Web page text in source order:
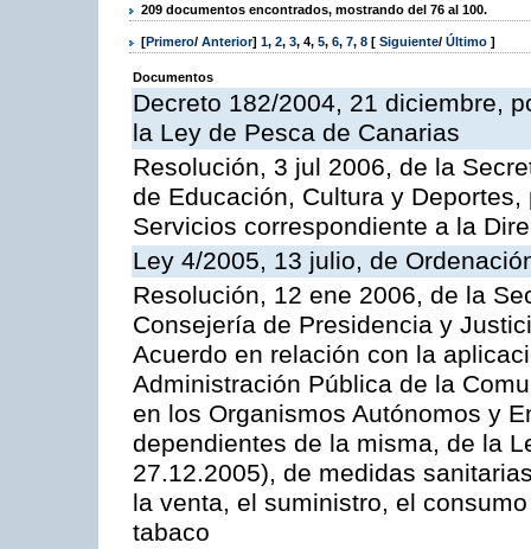
209 documentos encontrados, mostrando del 76 al 100.
[Primero/ Anterior] 1, 2, 3, 4, 5, 6, 7, 8 [ Siguiente/ Último ]
Documentos
Decreto 182/2004, 21 diciembre,
la Ley de Pesca de Canarias
Resolución, 3 jul 2006, de la
de Educación, Cultura y
Servicios correspondiente a la
Ley 4/2005, 13 julio, de
Resolución, 12 ene 2006, de la
Consejería de Presidencia y
Acuerdo en relación con la
Administración Pública de la
en los Organismos Autónomos y
dependientes de la misma, de la
27.12.2005), de medidas
la venta, el suministro, el
tabaco